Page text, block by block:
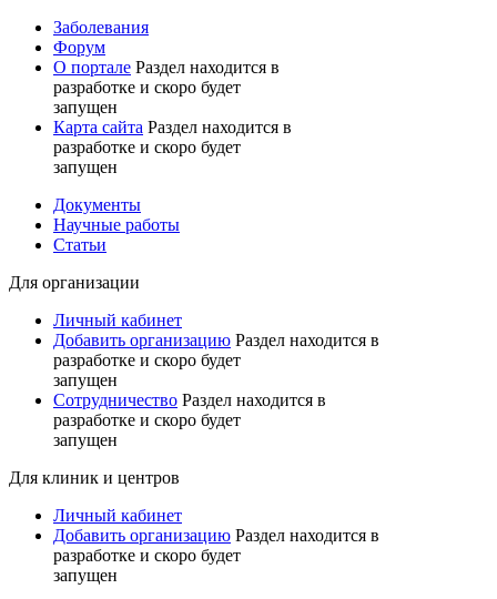
Заболевания
Форум
О портале Раздел находится в
разработке и скоро будет
запущен
Карта сайта Раздел находится в
разработке и скоро будет
запущен
Документы
Научные работы
Статьи
Для организации
Личный кабинет
Добавить организацию Раздел находится в
разработке и скоро будет
запущен
Сотрудничество Раздел находится в
разработке и скоро будет
запущен
Для клиник и центров
Личный кабинет
Добавить организацию Раздел находится в
разработке и скоро будет
запущен